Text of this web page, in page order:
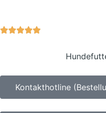
Kontakthotline